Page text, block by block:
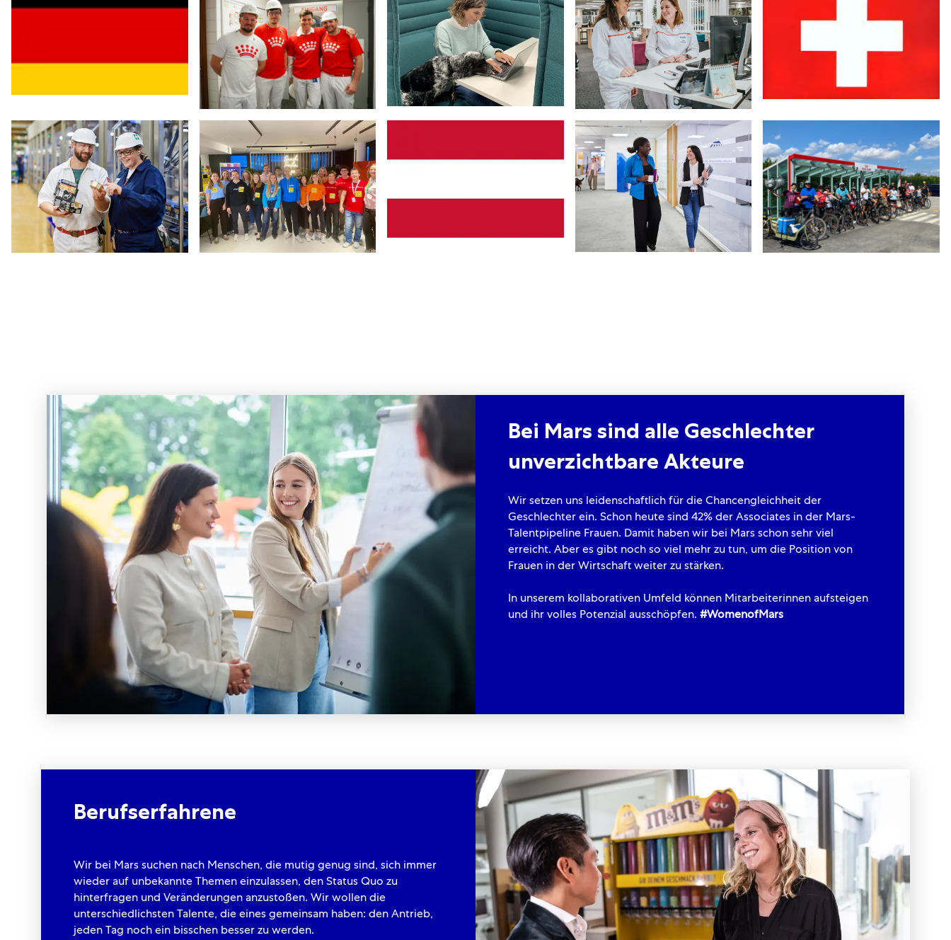
Bei Mars sind alle Geschlechter
unverzichtbare Akteure
Wir setzen uns leidenschaftlich für die Chancengleichheit der
Geschlechter ein. Schon heute sind 42% der Associates in der Mars-
Talentpipeline Frauen. Damit haben wir bei Mars schon sehr viel
erreicht. Aber es gibt noch so viel mehr zu tun, um die Position von
Frauen in der Wirtschaft weiter zu stärken.
In unserem kollaborativen Umfeld können Mitarbeiterinnen aufsteigen
und ihr volles Potenzial ausschöpfen. #WomenofMars
Berufserfahrene
Wir bei Mars suchen nach Menschen, die mutig genug sind, sich immer
wieder auf unbekannte Themen einzulassen, den Status Quo zu
hinterfragen und Veränderungen anzustoßen. Wir wollen die
unterschiedlichsten Talente, die eines gemeinsam haben: den Antrieb,
jeden Tag noch ein bisschen besser zu werden.